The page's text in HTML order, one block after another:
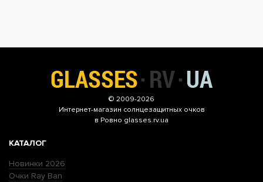
© 2009-2026
Интернет-магазин солнцезащитных очков
в Ровно glasses.rv.ua
КАТАЛОГ
Новинки 2026
Очки Ray Ban